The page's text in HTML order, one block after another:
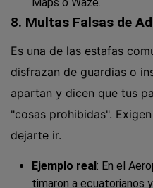
8. Multas Falsas de
Es una de las estafas
disfrazan de guardias o
apartan y dicen que tus
"cosas prohibidas".
dejarte ir.
Ejemplo real: En el
timaron a ecuatorianos